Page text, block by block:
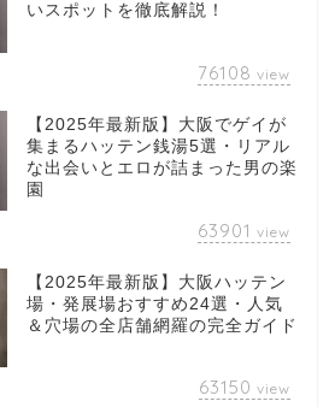
いスポットを徹底解説！
76108 view
【2025年最新版】大阪でゲイが
集まるハッテン銭湯5選・リアル
な出会いとエロが詰まった男の楽
園
63901 view
【2025年最新版】大阪ハッテン
場・発展場おすすめ24選・人気
＆穴場の全店舗網羅の完全ガイド
63150 view